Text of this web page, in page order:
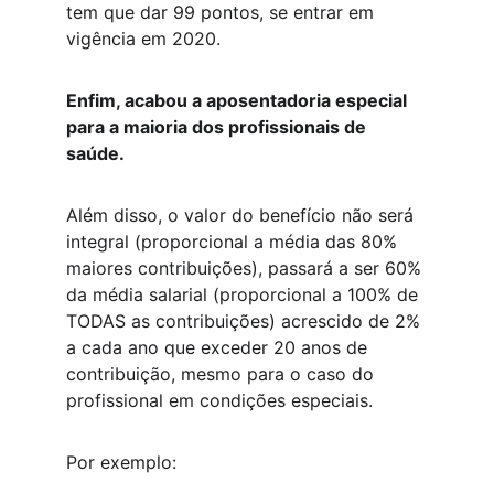
tem que dar 99 pontos, se entrar em
vigência em 2020.
Enfim, acabou a aposentadoria especial
para a maioria dos profissionais de
saúde.
Além disso, o valor do benefício não será
integral (proporcional a média das 80%
maiores contribuições), passará a ser 60%
da média salarial (proporcional a 100% de
TODAS as contribuições) acrescido de 2%
a cada ano que exceder 20 anos de
contribuição, mesmo para o caso do
profissional em condições especiais.
Por exemplo: